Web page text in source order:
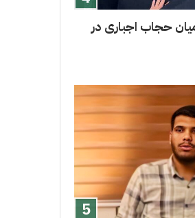
حجاب اجباری در